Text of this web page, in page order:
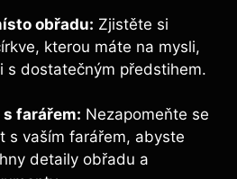
obřadu: Zjistěte si
kterou máte na mysli,
s dostatečným předstihem.
farářem: Nezapomeňte se
s vaším farářem, abyste
detaily obřadu a